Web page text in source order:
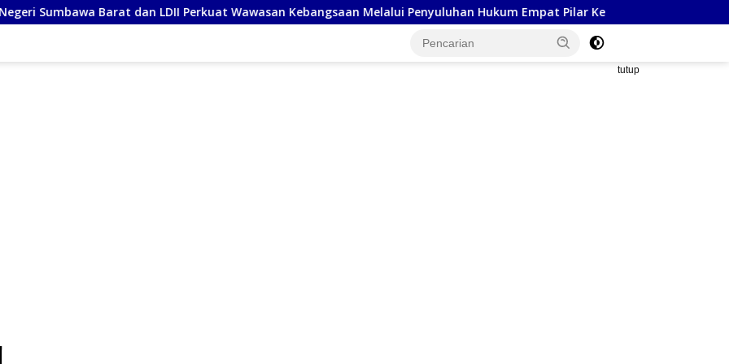
dan LDII Perkuat Wawasan Kebangsaan Melalui Penyuluhan Hukum Empat Pilar Kebangsaan Polsek Tarik Gandeng
tutup